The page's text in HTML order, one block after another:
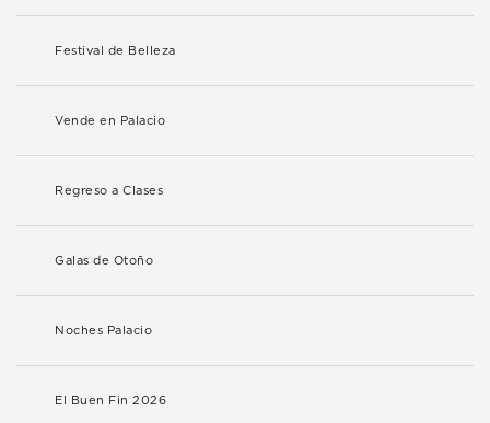
Festival de Belleza
Vende en Palacio
Regreso a Clases
Galas de Otoño
Noches Palacio
El Buen Fin 2026